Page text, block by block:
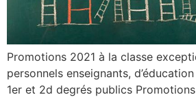
Promotions 2021 à la classe
personnels enseignants,
1er et 2d degrés publics Promotions